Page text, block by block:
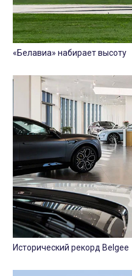
«Белавиа» набирает высоту
Исторический рекорд Belgee